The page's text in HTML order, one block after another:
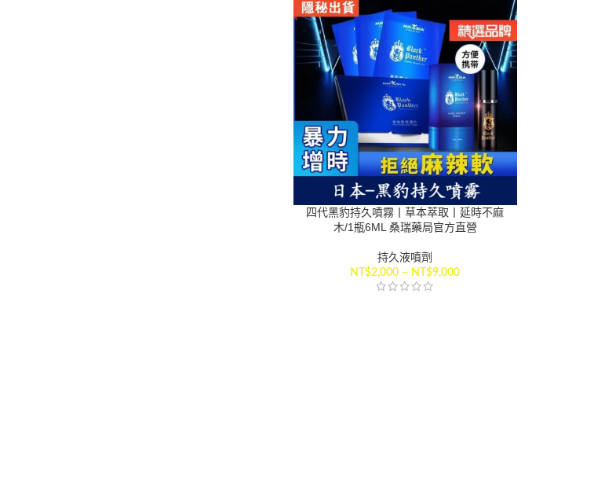
四代黑豹持久噴霧丨草本萃取丨延時不麻
木/1瓶6ML 桑瑞藥局官方直營
持久液噴劑
NT$2,000 – NT$9,000